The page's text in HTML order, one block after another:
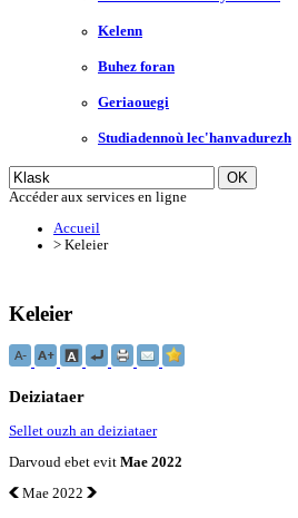
Kelenn
Buhez foran
Geriaouegi
Studiadennoù lec'hanvadurezh
Accéder aux services en ligne
Accueil
> Keleier
Keleier
Deiziataer
Sellet ouzh an deiziataer
Darvoud ebet evit Mae 2022
Mae 2022